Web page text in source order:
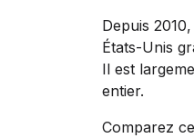
Depuis
États-Unis
Il est
entier.
Comparez